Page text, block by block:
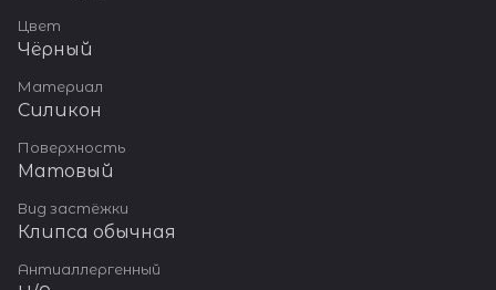
Цвет
Чёрный
Материал
Силикон
Поверхность
Матовый
Вид застёжки
Клипса обычная
Антиаллергенный